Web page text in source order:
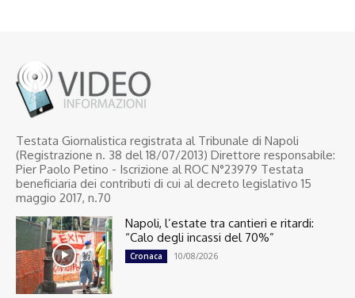
Testata Giornalistica registrata al Tribunale di Napoli
(Registrazione n. 38 del 18/07/2013) Direttore responsabile:
Pier Paolo Petino - Iscrizione al ROC N°23979 Testata
beneficiaria dei contributi di cui al decreto legislativo 15
maggio 2017, n.70
Napoli, l’estate tra cantieri e ritardi:
“Calo degli incassi del 70%”
Cronaca 10/08/2026